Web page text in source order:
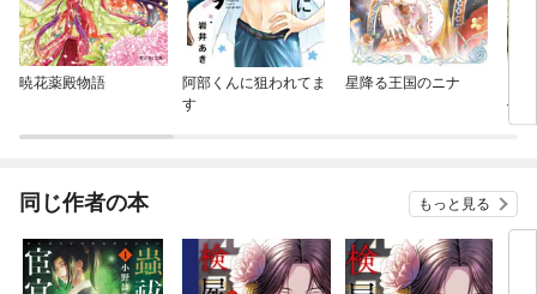
暁花薬殿物語
阿部くんに狙われてま
す
星降る王国のニナ
—黒
同じ作者の本 もっと見る